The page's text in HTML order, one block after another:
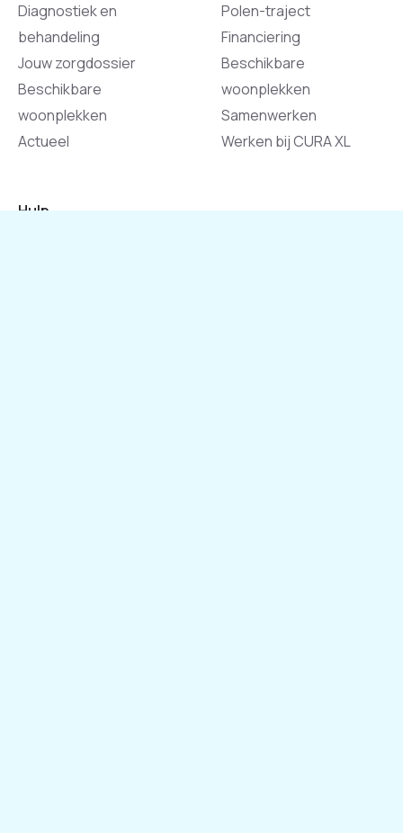
Diagnostiek en
behandeling
Jouw zorgdossier
Beschikbare
woonplekken
Actueel
Polen-traject
Financiering
Beschikbare
woonplekken
Samenwerken
Werken bij CURA XL
Hulp